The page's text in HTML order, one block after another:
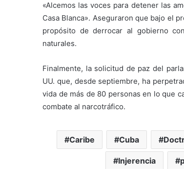
«Alcemos las voces para detener las
Casa Blanca». Aseguraron que bajo el
propósito de derrocar al gobierno
naturales.
Finalmente, la solicitud de paz del
UU. que, desde septiembre, ha
vida de más de 80 personas en lo que
combate al narcotráfico.
Caribe Cuba
Injerencia